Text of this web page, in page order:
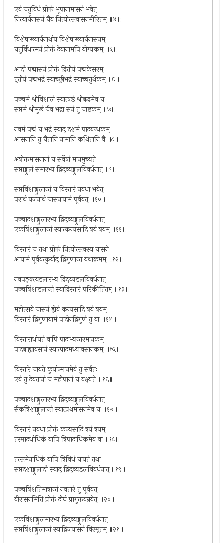
एवं चतुर्विधं प्रोक्तं भूपानामासनं भवेत्
नित्यार्चनासनं चैव नित्योत्सवासनमीरितम् ॥४॥
विशेषाख्यार्चनार्थाय विशेषाख्यार्चनासनम्
चतुर्विधात्मनं प्रोक्तं देवानामपि योग्यकम् ॥५॥
आदौ पद्मासनं प्रोक्तं द्वितीयं पद्मकेसरम्
तृतीयं पद्मभद्रं स्याच्छ्रीभद्रं स्याच्चतुर्थकम् ॥६॥
पञ्चमं श्रीविशालं स्यात्षष्ठं श्रीबद्धमेव च
सप्तमं श्रीमुखं चैव भद्रा सनं तु चाष्टकम् ॥७॥
नवमं पद्मं च भद्रं स्याद् दशमं पादबन्धकम्
आसनानि तु चैतानि नामानि कथितानि वै ॥८॥
अत्रोक्तमासनानां च सर्वेषां मानमुच्यते
सप्ताङ्गुलं समारभ्य द्विद्व्यङ्गुलविवर्धनात् ॥९॥
सप्तविंशाङ्गुलान्तं च विस्तारं नवधा भवेत्
परार्थं यजनार्थं चासनायामं पूर्ववत् ॥१०॥
पञ्चादशाङ्गुलारभ्य द्विद्व्यङ्गुलविवर्धनात्
एकत्रिंशाङ्गुलान्तं स्यात्कन्यसादि त्रयं त्रयम् ॥११॥
विस्तारं च तथा प्रोक्तं नित्योत्सवस्य चासने
आयामं पूर्ववत्कुर्याद् द्विगुणान्त यथाक्रमम् ॥१२॥
नवपङ्क्त्यडलारभ्य द्विद्व्यडलविवर्धनात्
पञ्चत्रिंशाडलान्तं स्याद्विस्तारं परिकीर्तितम् ॥१३॥
महोत्सवे चासनं ह्येवं कन्यसादि त्रयं त्रयम्
विस्तारं द्विगुणायामं पादोनद्विगुणं तु वा ॥१४॥
विस्तारार्धायतं वापि पादाभ्यन्तरमानकम्
पादबाह्यावसानं स्यात्पादमध्यावसानकम् ॥१५॥
विस्तारे चायते कुर्यान्मानमेवं तु सर्वतः
एवं तु देवतानां च महीपानां च वक्ष्यते ॥१६॥
पञ्चादशाङ्गुलारभ्य द्विद्व्यङ्गुलविवर्धनात्
सैकत्रिशाङ्गुलान्तं स्यात्प्रथमासनमेव च ॥१७॥
विस्तारं नवधा प्रोक्तं कन्यसादि त्रयं त्रयम्
तस्मादर्धाधिकं वापि त्रिपादाधिकमेव वा ॥१८॥
तत्समेनाधिकं वापि त्रिविधं चायतं तथा
सप्तदशाङ्गुलादौ स्याद् द्विद्व्यडलविवर्धनात् ॥१९॥
पञ्चत्रिंशतिमात्रान्तं नवतारं तु पूर्ववत्
वीरासनमिति प्रोक्तं दीर्घं प्रागुक्तवन्नयेत् ॥२०॥
एकविशाङ्गुलमारभ्य द्विद्व्यङ्गुलविवर्धनात्
सप्तत्रिंशाङ्गुलान्तं स्याद्विजयासनं विस्मृतम् ॥२१॥